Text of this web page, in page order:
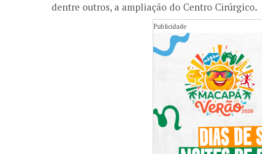
dentre outros, a ampliação do Centro Cirúrgico.
Publicidade